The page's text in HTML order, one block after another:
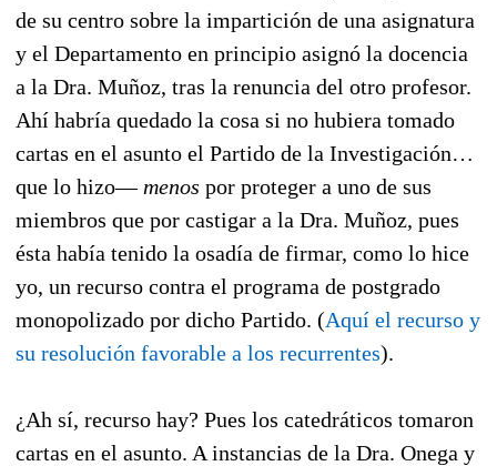
de su centro sobre la impartición de una asignatura
y el Departamento en principio asignó la docencia
a la Dra. Muñoz, tras la renuncia del otro profesor.
Ahí habría quedado la cosa si no hubiera tomado
cartas en el asunto el Partido de la Investigación…
que lo hizo— menos por proteger a uno de sus
miembros que por castigar a la Dra. Muñoz, pues
ésta había tenido la osadía de firmar, como lo hice
yo, un recurso contra el programa de postgrado
monopolizado por dicho Partido. (Aquí el recurso y
su resolución favorable a los recurrentes).
¿Ah sí, recurso hay? Pues los catedráticos tomaron
cartas en el asunto. A instancias de la Dra. Onega y